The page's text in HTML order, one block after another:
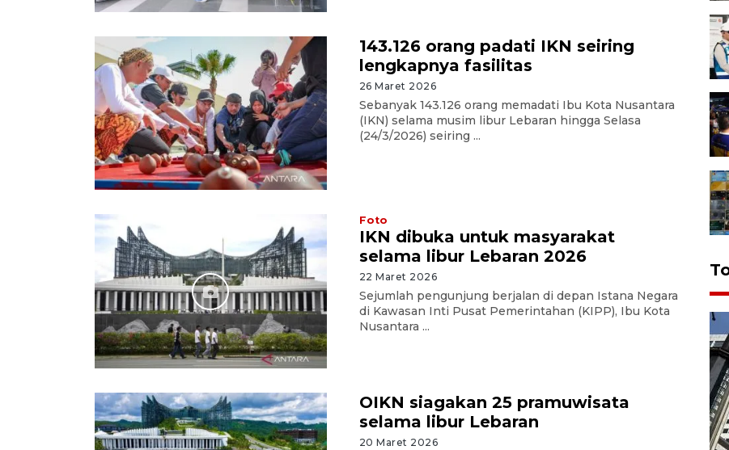
143.126 orang padati IKN seiring
lengkapnya fasilitas
26 Maret 2026
Sebanyak 143.126 orang memadati Ibu Kota Nusantara
(IKN) selama musim libur Lebaran hingga Selasa
(24/3/2026) seiring ...
Foto
IKN dibuka untuk masyarakat
selama libur Lebaran 2026
22 Maret 2026
Sejumlah pengunjung berjalan di depan Istana Negara
di Kawasan Inti Pusat Pemerintahan (KIPP), Ibu Kota
Nusantara ...
OIKN siagakan 25 pramuwisata
selama libur Lebaran
20 Maret 2026